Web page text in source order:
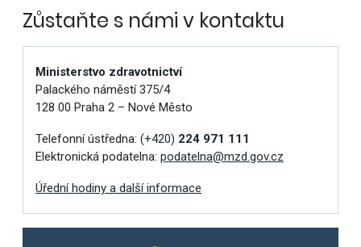
Zůstaňte s námi v kontaktu
Ministerstvo zdravotnictví
Palackého náměstí 375/4
128 00 Praha 2 – Nové Město
Telefonní ústředna: (+420) 224 971 111
Elektronická podatelna: podatelna@mzd.gov.cz
Úřední hodiny a další informace